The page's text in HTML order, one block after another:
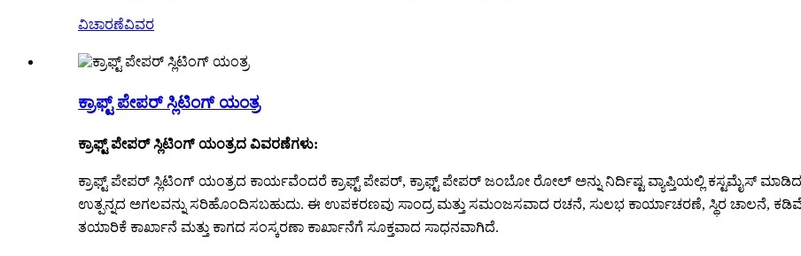
ವಿಚಾರಣೆವಿವರ
ಕ್ರಾಫ್ಟ್ ಪೇಪರ್ ಸ್ಲಿಟಿಂಗ್ ಯಂತ್ರ
ಕ್ರಾಫ್ಟ್ ಪೇಪರ್ ಸ್ಲಿಟಿಂಗ್ ಯಂತ್ರದ ವಿವರಣೆಗಳು:
ಕ್ರಾಫ್ಟ್ ಪೇಪರ್ ಸ್ಲಿಟಿಂಗ್ ಯಂತ್ರದ ಕಾರ್ಯವೆಂದರೆ ಕ್ರಾಫ್ಟ್ ಪೇಪರ್, ಕ್ರಾಫ್ಟ್ ಪೇಪರ್ ಜಂಬೋ ರೋಲ್ ಅನ್ನು ನಿರ್ದಿಷ್ಟ ವ್ಯಾಪ್ತಿಯಲ್ಲಿ ಕಸ್ಟಮೈಸ್ ಮಾಡಿದ
ಉತ್ಪನ್ನದ ಅಗಲವನ್ನು ಸರಿಹೊಂದಿಸಬಹುದು. ಈ ಉಪಕರಣವು ಸಾಂದ್ರ ಮತ್ತು ಸಮಂಜಸವಾದ ರಚನೆ, ಸುಲಭ ಕಾರ್ಯಾಚರಣೆ, ಸ್ಥಿರ ಚಾಲನೆ, ಕಡಿಮೆ
ತಯಾರಿಕೆ ಕಾರ್ಖಾನೆ ಮತ್ತು ಕಾಗದ ಸಂಸ್ಕರಣಾ ಕಾರ್ಖಾನೆಗೆ ಸೂಕ್ತವಾದ ಸಾಧನವಾಗಿದೆ.